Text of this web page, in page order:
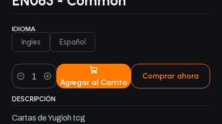
IDIOMA
Ingles Español
Cantidad Agregar al Carrito
Comprar ahora
DESCRIPCIÓN
Cartas de Yugioh tcg